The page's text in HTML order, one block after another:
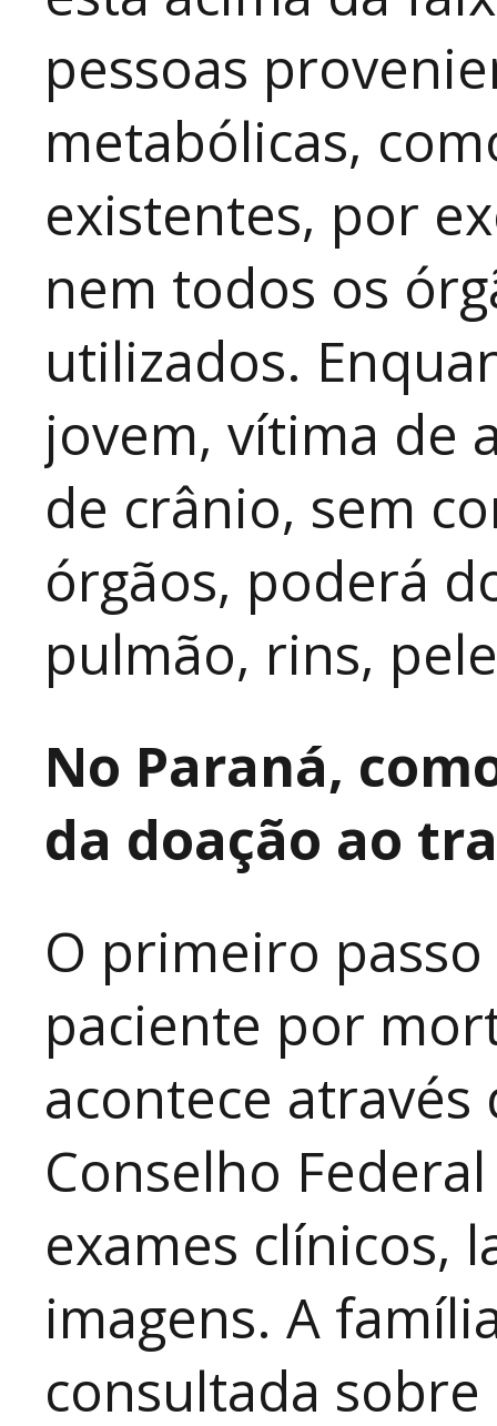
pessoas
metabólicas,
existentes, por
nem todos os
utilizados.
jovem, vítima de
de crânio, sem
órgãos, poderá
pulmão, rins,
No Paraná,
da doação ao
O primeiro
paciente por
acontece
Conselho
exames clínicos,
imagens. A
consultada